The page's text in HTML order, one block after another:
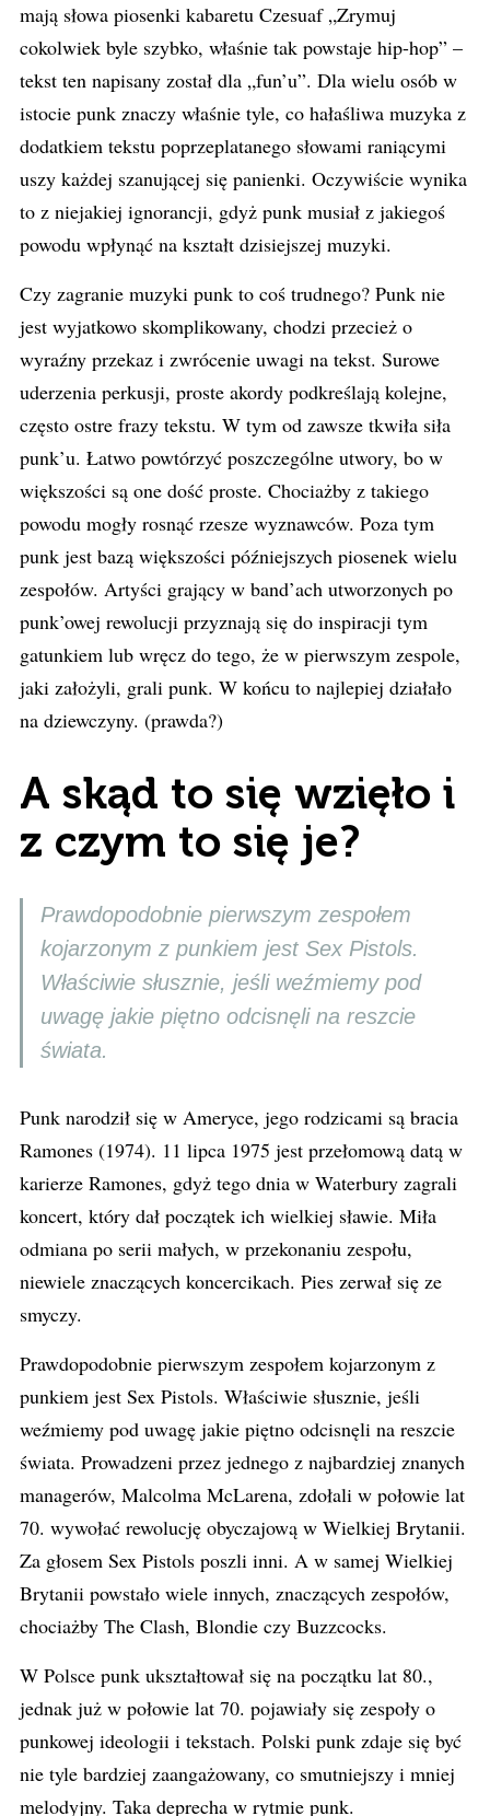
mają słowa piosenki kabaretu Czesuaf „Zrymuj
cokolwiek byle szybko, właśnie tak powstaje hip-hop” –
tekst ten napisany został dla „fun’u”. Dla wielu osób w
istocie punk znaczy właśnie tyle, co hałaśliwa muzyka z
dodatkiem tekstu poprzeplatanego słowami raniącymi
uszy każdej szanującej się panienki. Oczywiście wynika
to z niejakiej ignorancji, gdyż punk musiał z jakiegoś
powodu wpłynąć na kształt dzisiejszej muzyki.
Czy zagranie muzyki punk to coś trudnego? Punk nie
jest wyjatkowo skomplikowany, chodzi przecież o
wyraźny przekaz i zwrócenie uwagi na tekst. Surowe
uderzenia perkusji, proste akordy podkreślają kolejne,
często ostre frazy tekstu. W tym od zawsze tkwiła siła
punk’u. Łatwo powtórzyć poszczególne utwory, bo w
większości są one dość proste. Chociażby z takiego
powodu mogły rosnąć rzesze wyznawców. Poza tym
punk jest bazą większości późniejszych piosenek wielu
zespołów. Artyści grający w band’ach utworzonych po
punk’owej rewolucji przyznają się do inspiracji tym
gatunkiem lub wręcz do tego, że w pierwszym zespole,
jaki założyli, grali punk. W końcu to najlepiej działało
na dziewczyny. (prawda?)
A skąd to się wzięło i
z czym to się je?
Prawdopodobnie pierwszym zespołem
kojarzonym z punkiem jest Sex Pistols.
Właściwie słusznie, jeśli weźmiemy pod
uwagę jakie piętno odcisnęli na reszcie
świata.
Punk narodził się w Ameryce, jego rodzicami są bracia
Ramones (1974). 11 lipca 1975 jest przełomową datą w
karierze Ramones, gdyż tego dnia w Waterbury zagrali
koncert, który dał początek ich wielkiej sławie. Miła
odmiana po serii małych, w przekonaniu zespołu,
niewiele znaczących koncercikach. Pies zerwał się ze
smyczy.
Prawdopodobnie pierwszym zespołem kojarzonym z
punkiem jest Sex Pistols. Właściwie słusznie, jeśli
weźmiemy pod uwagę jakie piętno odcisnęli na reszcie
świata. Prowadzeni przez jednego z najbardziej znanych
managerów, Malcolma McLarena, zdołali w połowie lat
70. wywołać rewolucję obyczajową w Wielkiej Brytanii.
Za głosem Sex Pistols poszli inni. A w samej Wielkiej
Brytanii powstało wiele innych, znaczących zespołów,
chociażby The Clash, Blondie czy Buzzcocks.
W Polsce punk ukształtował się na początku lat 80.,
jednak już w połowie lat 70. pojawiały się zespoły o
punkowej ideologii i tekstach. Polski punk zdaje się być
nie tyle bardziej zaangażowany, co smutniejszy i mniej
melodyjny. Taka deprecha w rytmie punk.